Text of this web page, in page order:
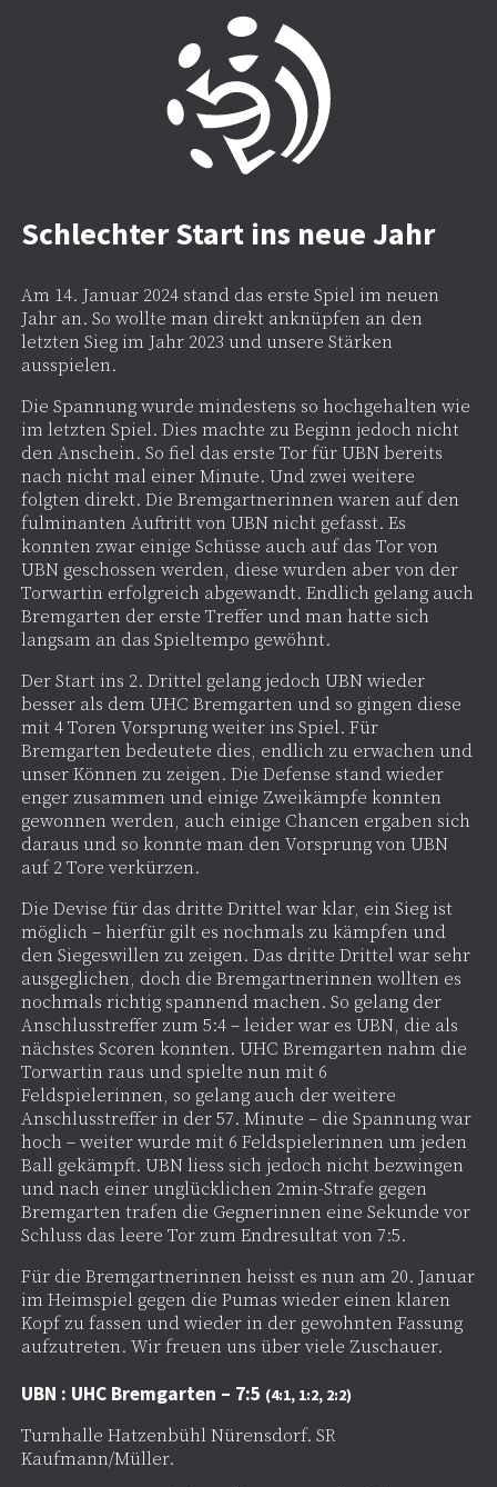
Schlechter Start ins neue Jahr
Am 14. Januar 2024 stand das erste Spiel im neuen
Jahr an. So wollte man direkt anknüpfen an den
letzten Sieg im Jahr 2023 und unsere Stärken
ausspielen.
Die Spannung wurde mindestens so hochgehalten wie
im letzten Spiel. Dies machte zu Beginn jedoch nicht
den Anschein. So fiel das erste Tor für UBN bereits
nach nicht mal einer Minute. Und zwei weitere
folgten direkt. Die Bremgartnerinnen waren auf den
fulminanten Auftritt von UBN nicht gefasst. Es
konnten zwar einige Schüsse auch auf das Tor von
UBN geschossen werden, diese wurden aber von der
Torwartin erfolgreich abgewandt. Endlich gelang auch
Bremgarten der erste Treffer und man hatte sich
langsam an das Spieltempo gewöhnt.
Der Start ins 2. Drittel gelang jedoch UBN wieder
besser als dem UHC Bremgarten und so gingen diese
mit 4 Toren Vorsprung weiter ins Spiel. Für
Bremgarten bedeutete dies, endlich zu erwachen und
unser Können zu zeigen. Die Defense stand wieder
enger zusammen und einige Zweikämpfe konnten
gewonnen werden, auch einige Chancen ergaben sich
daraus und so konnte man den Vorsprung von UBN
auf 2 Tore verkürzen.
Die Devise für das dritte Drittel war klar, ein Sieg ist
möglich – hierfür gilt es nochmals zu kämpfen und
den Siegeswillen zu zeigen. Das dritte Drittel war sehr
ausgeglichen, doch die Bremgartnerinnen wollten es
nochmals richtig spannend machen. So gelang der
Anschlusstreffer zum 5:4 – leider war es UBN, die als
nächstes Scoren konnten. UHC Bremgarten nahm die
Torwartin raus und spielte nun mit 6
Feldspielerinnen, so gelang auch der weitere
Anschlusstreffer in der 57. Minute – die Spannung war
hoch – weiter wurde mit 6 Feldspielerinnen um jeden
Ball gekämpft. UBN liess sich jedoch nicht bezwingen
und nach einer unglücklichen 2min-Strafe gegen
Bremgarten trafen die Gegnerinnen eine Sekunde vor
Schluss das leere Tor zum Endresultat von 7:5.
Für die Bremgartnerinnen heisst es nun am 20. Januar
im Heimspiel gegen die Pumas wieder einen klaren
Kopf zu fassen und wieder in der gewohnten Fassung
aufzutreten. Wir freuen uns über viele Zuschauer.
UBN : UHC Bremgarten – 7:5 (4:1, 1:2, 2:2)
Turnhalle Hatzenbühl Nürensdorf. SR
Kaufmann/Müller.